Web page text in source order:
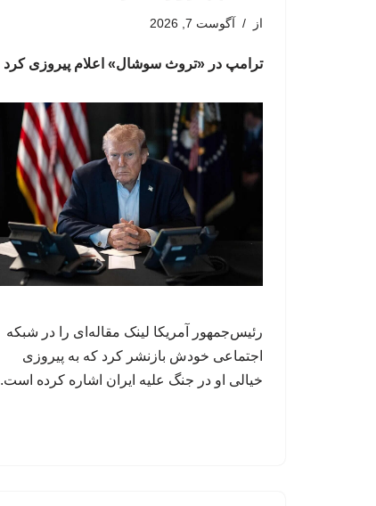
از آگوست 7, 2026
ترامپ در «تروث سوشال» اعلام پیروزی کرد
رئیس‌جمهور آمریکا لینک مقاله‌ای را در شبکه
اجتماعی خودش بازنشر کرد که به پیروزی
خیالی او در جنگ علیه ایران اشاره کرده است.